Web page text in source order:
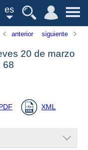
es
anterior siguiente
20 de marzo
68
PDF XML